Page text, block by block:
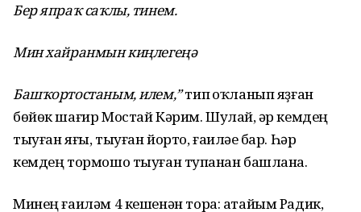
Бер япраҡ саҡлы, тинем.
Мин хайранмын киңлегеңә
Башҡортостаным, илем,”тип һоҡланып яҙған
бөйөк шағир Мостай Кәрим. Шулай, һәр кемдең
тыуған яғы, тыуған йорто, ғаиләһе бар. Һәр
кемдең тормошо тыуған тупһанан башлана.
Минең ғаиләм 4 кешенән тора: атайым Радик,